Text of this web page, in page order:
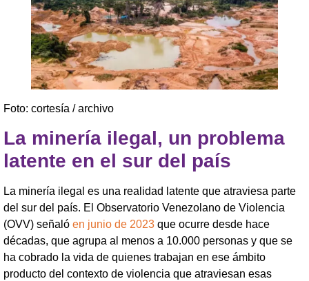
Foto: cortesía / archivo
La minería ilegal, un problema
latente en el sur del país
La minería ilegal es una realidad latente que atraviesa parte
del sur del país. El Observatorio Venezolano de Violencia
(OVV) señaló en junio de 2023 que ocurre desde hace
décadas, que agrupa al menos a 10.000 personas y que se
ha cobrado la vida de quienes trabajan en ese ámbito
producto del contexto de violencia que atraviesan esas